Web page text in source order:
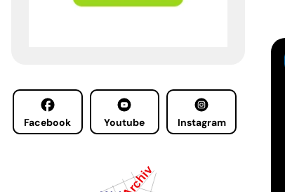
Facebook Youtube Instagram